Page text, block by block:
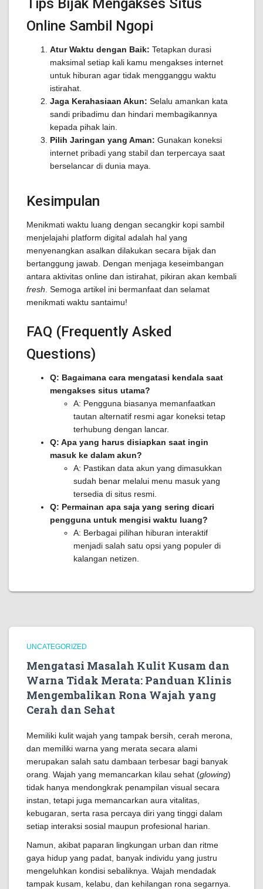
Tips Bijak Mengakses Situs
Online Sambil Ngopi
Atur Waktu dengan Baik: Tetapkan durasi
maksimal setiap kali kamu mengakses internet
untuk hiburan agar tidak mengganggu waktu
istirahat.
Jaga Kerahasiaan Akun: Selalu amankan kata
sandi pribadimu dan hindari membagikannya
kepada pihak lain.
Pilih Jaringan yang Aman: Gunakan koneksi
internet pribadi yang stabil dan terpercaya saat
berselancar di dunia maya.
Kesimpulan
Menikmati waktu luang dengan secangkir kopi sambil
menjelajahi platform digital adalah hal yang
menyenangkan asalkan dilakukan secara bijak dan
bertanggung jawab. Dengan menjaga keseimbangan
antara aktivitas online dan istirahat, pikiran akan kembali
fresh . Semoga artikel ini bermanfaat dan selamat
menikmati waktu santaimu!
FAQ (Frequently Asked
Questions)
Q: Bagaimana cara mengatasi kendala saat
mengakses situs utama?
A: Pengguna biasanya memanfaatkan
tautan alternatif resmi agar koneksi tetap
terhubung dengan lancar.
Q: Apa yang harus disiapkan saat ingin
masuk ke dalam akun?
A: Pastikan data akun yang dimasukkan
sudah benar melalui menu masuk yang
tersedia di situs resmi.
Q: Permainan apa saja yang sering dicari
pengguna untuk mengisi waktu luang?
A: Berbagai pilihan hiburan interaktif
menjadi salah satu opsi yang populer di
kalangan netizen.
UNCATEGORIZED
Mengatasi Masalah Kulit Kusam dan
Warna Tidak Merata: Panduan Klinis
Mengembalikan Rona Wajah yang
Cerah dan Sehat
Memiliki kulit wajah yang tampak bersih, cerah merona,
dan memiliki warna yang merata secara alami
merupakan salah satu dambaan terbesar bagi banyak
orang. Wajah yang memancarkan kilau sehat (glowing)
tidak hanya mendongkrak penampilan visual secara
instan, tetapi juga memancarkan aura vitalitas,
kebugaran, serta rasa percaya diri yang tinggi dalam
setiap interaksi sosial maupun profesional harian.
Namun, akibat paparan lingkungan urban dan ritme
gaya hidup yang padat, banyak individu yang justru
mengeluhkan kondisi sebaliknya. Wajah mendadak
tampak kusam, kelabu, dan kehilangan rona segarnya.